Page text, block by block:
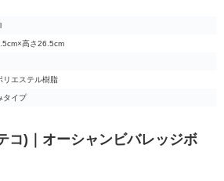
高さ26.5cm
リエステル樹脂
タイプ
コ)｜オーシャンビバレッジボ